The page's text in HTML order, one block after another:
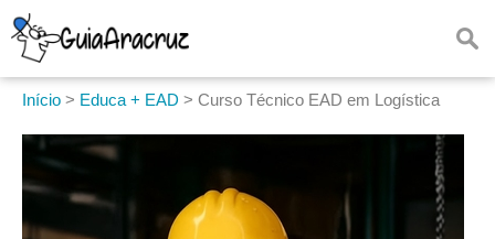
Início > Educa + EAD > Curso Técnico EAD em Logística